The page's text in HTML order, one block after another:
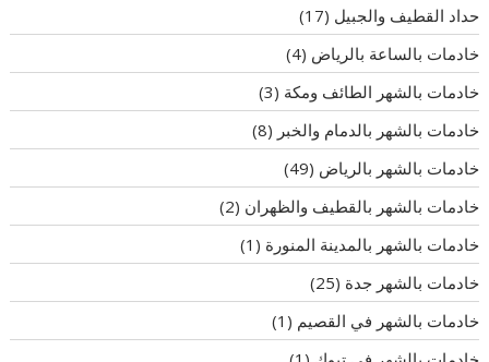
حداد القطيف والجبيل (17)
خادمات بالساعة بالرياض (4)
خادمات بالشهر الطائف ومكة (3)
خادمات بالشهر بالدمام والخبر (8)
خادمات بالشهر بالرياض (49)
خادمات بالشهر بالقطيف والظهران (2)
خادمات بالشهر بالمدينة المنورة (1)
خادمات بالشهر جدة (25)
خادمات بالشهر في القصيم (1)